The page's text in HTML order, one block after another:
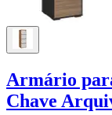
Armário
Chave